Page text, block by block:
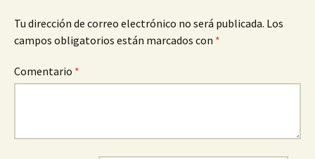
Tu dirección de correo electrónico no será publicada. Los
campos obligatorios están marcados con *
Comentario *